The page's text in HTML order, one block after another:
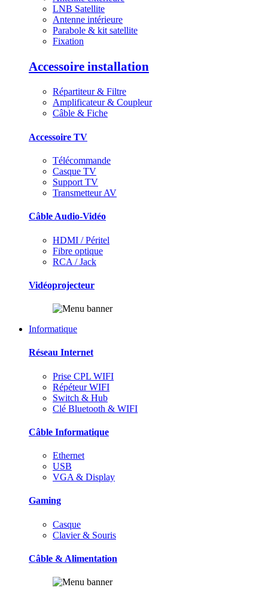
LNB Satellite
Antenne intérieure
Parabole & kit satellite
Fixation
Accessoire installation
Répartiteur & Filtre
Amplificateur & Coupleur
Câble & Fiche
Accessoire TV
Télécommande
Casque TV
Support TV
Transmetteur AV
Câble Audio-Vidéo
HDMI / Péritel
Fibre optique
RCA / Jack
Vidéoprojecteur
Informatique
Réseau Internet
Prise CPL WIFI
Répéteur WIFI
Switch & Hub
Clé Bluetooth & WIFI
Câble Informatique
Ethernet
USB
VGA & Display
Gaming
Casque
Clavier & Souris
Câble & Alimentation